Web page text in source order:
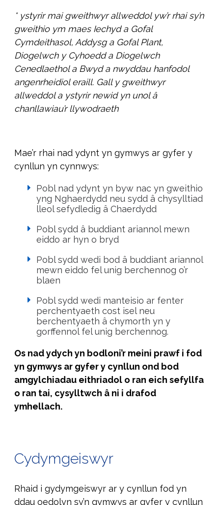
* ystyrir mai gweithwyr allweddol yw’r rhai sy’n
gweithio ym maes Iechyd a Gofal
Cymdeithasol, Addysg a Gofal Plant,
Diogelwch y Cyhoedd a Diogelwch
Cenedlaethol a Bwyd a nwyddau hanfodol
angenrheidiol eraill. Gall y gweithwyr
allweddol a ystyrir newid yn unol â
chanllawiau’r llywodraeth
Mae’r rhai nad ydynt yn gymwys ar gyfer y
cynllun yn cynnwys:
Pobl nad ydynt yn byw nac yn gweithio
yng Nghaerdydd neu sydd â chysylltiad
lleol sefydledig â Chaerdydd
Pobl sydd â buddiant ariannol mewn
eiddo ar hyn o bryd
Pobl sydd wedi bod â buddiant ariannol
mewn eiddo fel unig berchennog o’r
blaen
Pobl sydd wedi manteisio ar fenter
perchentyaeth cost isel neu
berchentyaeth â chymorth yn y
gorffennol fel unig berchennog.
Os nad ydych yn bodloni’r meini prawf i fod
yn gymwys ar gyfer y cynllun ond bod
amgylchiadau eithriadol o ran eich sefyllfa
o ran tai, cysylltwch â ni i drafod
ymhellach.
Cydymgeiswyr
Rhaid i gydymgeiswyr ar y cynllun fod yn
ddau oedolyn sy’n gymwys ar gyfer y cynllun